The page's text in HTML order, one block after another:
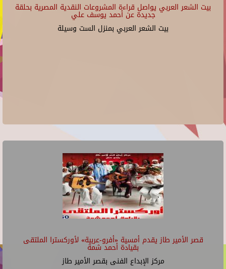
بيت الشعر العربي يواصل قراءة المشروعات النقدية المصرية بحلقة
جديدة عن أحمد يوسف علي
بيت الشعر العربي بمنزل الست وسيلة
قصر الأمير طاز يقدم أمسية «أفرو-عربية» لأوركسترا الملتقى
بقيادة أحمد شمة
مركز الإبداع الفنى بقصر الأمير طاز